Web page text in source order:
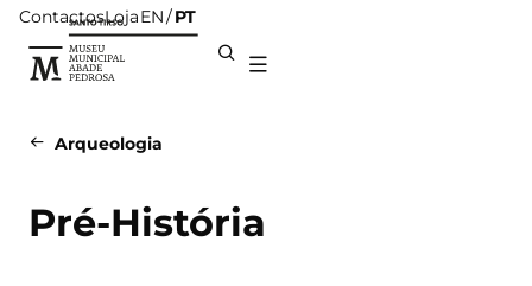
ContactosLojaEN PT
Arqueologia
Pré-História